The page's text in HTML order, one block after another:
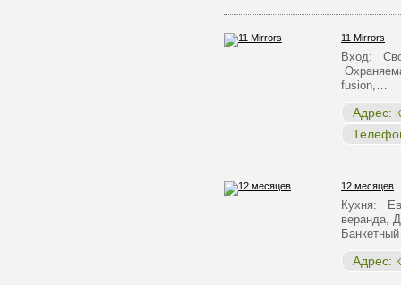
11 Mirrors
Вход:
fusion,…
Адрес:
12 месяцев
Кухня:
веранда,
Адрес: